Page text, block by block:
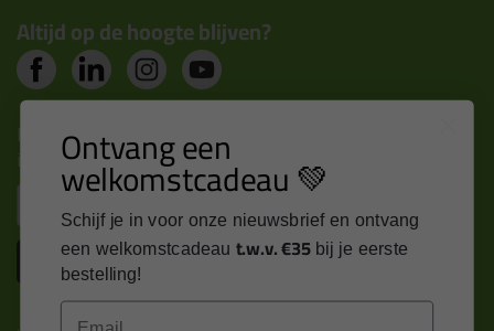
Altijd op de hoogte blijven?
Nieuws, tips en exclusieve deals rechtstreeks in je
inbox
Inschrijven
Ontvang een
welkomstcadeau 💚
Schijf je in voor onze nieuwsbrief en ontvang
een welkomstcadeau t.w.v. €35 bij je eerste
bestelling!
Email